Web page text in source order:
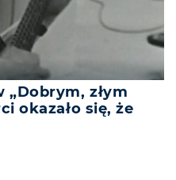
„Dobrym, złym
okazało się, że